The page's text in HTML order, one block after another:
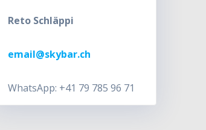
Reto Schläppi
email@skybar.ch
WhatsApp: +41 79 785 96 71